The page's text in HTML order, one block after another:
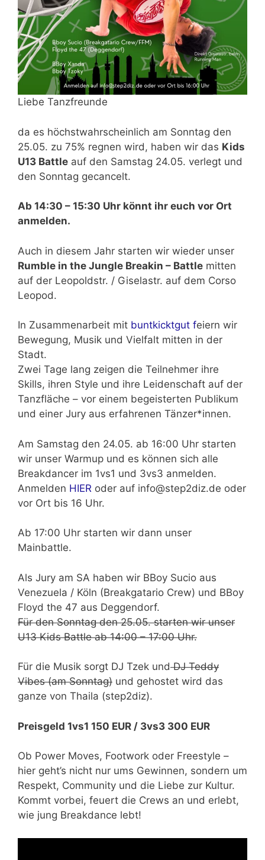
Liebe Tanzfreunde
da es höchstwahrscheinlich am Sonntag den
25.05. zu 75% regnen wird, haben wir das Kids
U13 Battle auf den Samstag 24.05. verlegt und
den Sonntag gecancelt.
Ab 14:30 – 15:30 Uhr könnt ihr euch vor Ort
anmelden.
Auch in diesem Jahr starten wir wieder unser
Rumble in the Jungle Breakin – Battle mitten
auf der Leopoldstr. / Giselastr. auf dem Corso
Leopod.
In Zusammenarbeit mit buntkicktgut feiern wir
Bewegung, Musik und Vielfalt mitten in der
Stadt.
Zwei Tage lang zeigen die Teilnehmer ihre
Skills, ihren Style und ihre Leidenschaft auf der
Tanzfläche – vor einem begeisterten Publikum
und einer Jury aus erfahrenen Tänzer*innen.
Am Samstag den 24.05. ab 16:00 Uhr starten
wir unser Warmup und es können sich alle
Breakdancer im 1vs1 und 3vs3 anmelden.
Anmelden HIER oder auf info@step2diz.de oder
vor Ort bis 16 Uhr.
Ab 17:00 Uhr starten wir dann unser
Mainbattle.
Als Jury am SA haben wir BBoy Sucio aus
Venezuela / Köln (Breakgatario Crew) und BBoy
Floyd the 47 aus Deggendorf.
Für den Sonntag den 25.05. starten wir unser
U13 Kids Battle ab 14:00 – 17:00 Uhr.
Für die Musik sorgt DJ Tzek undDJ Teddy
Vibes (am Sonntag) und gehostet wird das
ganze von Thaila (step2diz).
Preisgeld 1vs1 150 EUR / 3vs3 300 EUR
Ob Power Moves, Footwork oder Freestyle –
hier geht’s nicht nur ums Gewinnen, sondern um
Respekt, Community und die Liebe zur Kultur.
Kommt vorbei, feuert die Crews an und erlebt,
wie jung Breakdance lebt!